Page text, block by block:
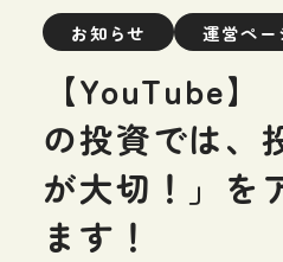
お知らせ 運営ペー
【YouTube
の投資では、
が大切！」を
ます！